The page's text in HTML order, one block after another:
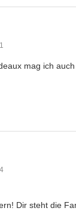
mag ich
Dir steht die